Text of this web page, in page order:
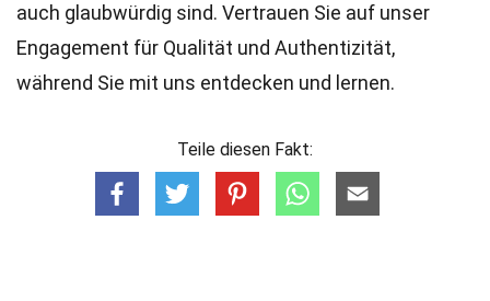
auch glaubwürdig sind. Vertrauen Sie auf unser
Engagement für Qualität und Authentizität,
während Sie mit uns entdecken und lernen.
Teile diesen Fakt: